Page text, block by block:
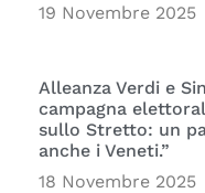
19 Novembre 2025
Alleanza Verdi e
campagna
sullo Stretto: un
anche i Veneti.”
18 Novembre 2025